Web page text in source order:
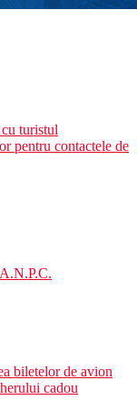
turistul
pentru contactele de
biletelor de avion
cadou